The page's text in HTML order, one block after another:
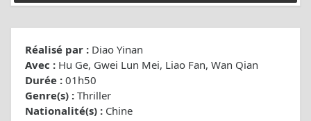
Réalisé par : Diao Yinan
Avec : Hu Ge, Gwei Lun Mei, Liao Fan, Wan Qian
Durée : 01h50
Genre(s) : Thriller
Nationalité(s) : Chine